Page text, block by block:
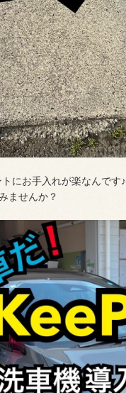
にお手入れが楽なんです♪
ませんか？